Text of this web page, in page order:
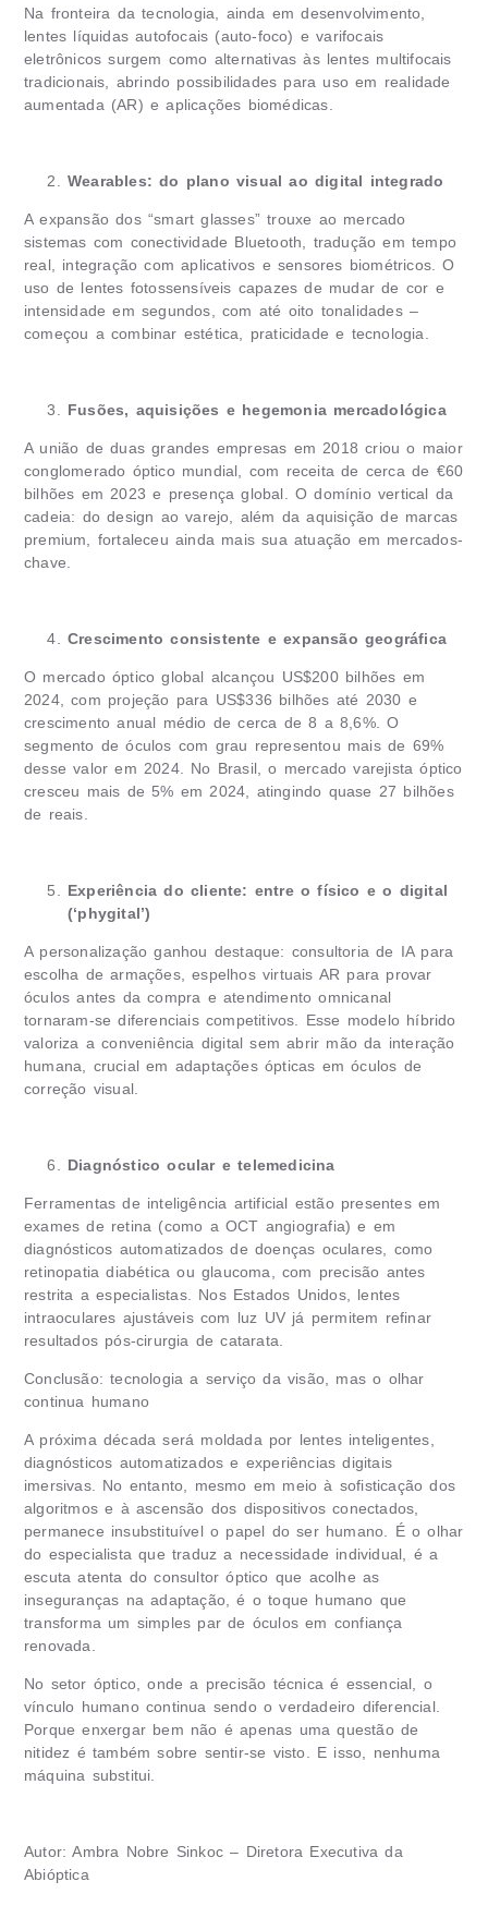
Na fronteira da tecnologia, ainda em desenvolvimento,
lentes líquidas autofocais (auto‐foco) e varifocais
eletrônicos surgem como alternativas às lentes multifocais
tradicionais, abrindo possibilidades para uso em realidade
aumentada (AR) e aplicações biomédicas.
Wearables: do plano visual ao digital integrado
A expansão dos “smart glasses” trouxe ao mercado
sistemas com conectividade Bluetooth, tradução em tempo
real, integração com aplicativos e sensores biométricos. O
uso de lentes fotossensíveis capazes de mudar de cor e
intensidade em segundos, com até oito tonalidades –
começou a combinar estética, praticidade e tecnologia.
Fusões, aquisições e hegemonia mercadológica
A união de duas grandes empresas em 2018 criou o maior
conglomerado óptico mundial, com receita de cerca de €60
bilhões em 2023 e presença global. O domínio vertical da
cadeia: do design ao varejo, além da aquisição de marcas
premium, fortaleceu ainda mais sua atuação em mercados-
chave.
Crescimento consistente e expansão geográfica
O mercado óptico global alcançou US$200 bilhões em
2024, com projeção para US$336 bilhões até 2030 e
crescimento anual médio de cerca de 8 a 8,6%. O
segmento de óculos com grau representou mais de 69%
desse valor em 2024. No Brasil, o mercado varejista óptico
cresceu mais de 5% em 2024, atingindo quase 27 bilhões
de reais.
Experiência do cliente: entre o físico e o digital
(‘phygital’)
A personalização ganhou destaque: consultoria de IA para
escolha de armações, espelhos virtuais AR para provar
óculos antes da compra e atendimento omnicanal
tornaram-se diferenciais competitivos. Esse modelo híbrido
valoriza a conveniência digital sem abrir mão da interação
humana, crucial em adaptações ópticas em óculos de
correção visual.
Diagnóstico ocular e telemedicina
Ferramentas de inteligência artificial estão presentes em
exames de retina (como a OCT angiografia) e em
diagnósticos automatizados de doenças oculares, como
retinopatia diabética ou glaucoma, com precisão antes
restrita a especialistas. Nos Estados Unidos, lentes
intraoculares ajustáveis com luz UV já permitem refinar
resultados pós-cirurgia de catarata.
Conclusão: tecnologia a serviço da visão, mas o olhar
continua humano
A próxima década será moldada por lentes inteligentes,
diagnósticos automatizados e experiências digitais
imersivas. No entanto, mesmo em meio à sofisticação dos
algoritmos e à ascensão dos dispositivos conectados,
permanece insubstituível o papel do ser humano. É o olhar
do especialista que traduz a necessidade individual, é a
escuta atenta do consultor óptico que acolhe as
inseguranças na adaptação, é o toque humano que
transforma um simples par de óculos em confiança
renovada.
No setor óptico, onde a precisão técnica é essencial, o
vínculo humano continua sendo o verdadeiro diferencial.
Porque enxergar bem não é apenas uma questão de
nitidez é também sobre sentir-se visto. E isso, nenhuma
máquina substitui.
Autor: Ambra Nobre Sinkoc – Diretora Executiva da
Abióptica